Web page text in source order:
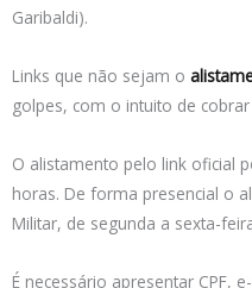
Garibaldi).
Links que não sejam o
golpes, com o intuito de
O alistamento pelo link oficial
horas. De forma presencial o
Militar, de segunda a sexta-
É necessário apresentar CPF,